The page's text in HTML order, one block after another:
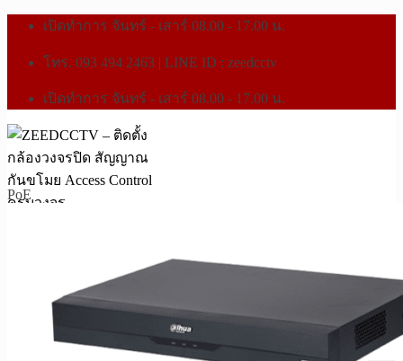
เปิดทำการ จันทร์ - เสาร์ 08.00 - 17.00 น.
โทร. 093 494 2463 | LINE ID : zeedcctv
เปิดทำการ จันทร์ - เสาร์ 08.00 - 17.00 น.
หน้าแรก
PoE